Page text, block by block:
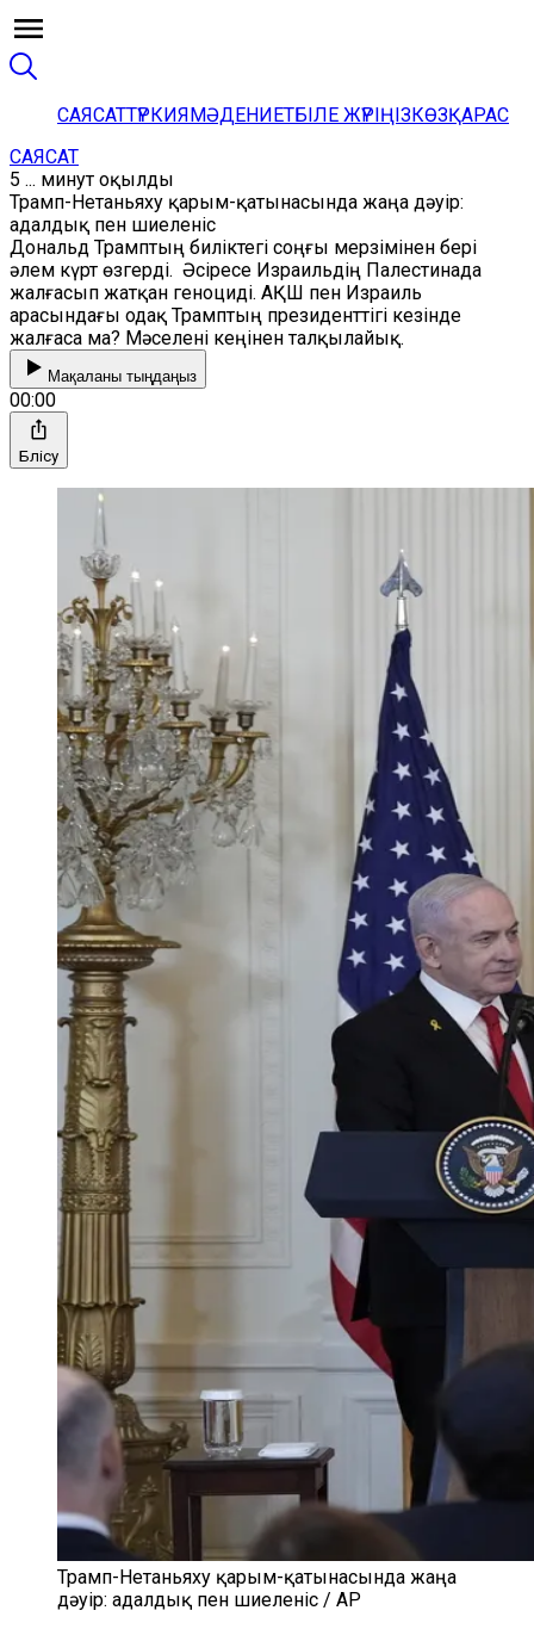
САЯСАТТҮРКИЯМӘДЕНИЕТБІЛЕ ЖҮРІҢІЗКӨЗҚАРАС
САЯСАТ
5 ... минут оқылды
Трамп-Нетаньяху қарым-қатынасында жаңа дәуір:
адалдық пен шиеленіс
Дональд Трамптың биліктегі соңғы мерзімінен бері
әлем күрт өзгерді. Әсіресе Израильдің Палестинада
жалғасып жатқан геноциді. АҚШ пен Израиль
арасындағы одақ Трамптың президенттігі кезінде
жалғаса ма? Мәселені кеңінен талқылайық.
Мақаланы тыңдаңыз
00:00
Бөлісу
Трамп-Нетаньяху қарым-қатынасында жаңа
дәуір: адалдық пен шиеленіс / AP